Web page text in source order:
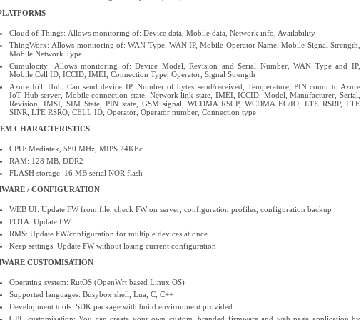
Cloud of Things: Allows monitoring of: Device data, Mobile data, Network info, Availability
ThingWorx: Allows monitoring of: WAN Type, WAN IP, Mobile Operator Name, Mobile Signal Strength,
Mobile Network Type
Cumulocity: Allows monitoring of: Device Model, Revision and Serial Number, WAN Type and IP,
Mobile Cell ID, ICCID, IMEI, Connection Type, Operator, Signal Strength
Azure IoT Hub: Can send device IP, Number of bytes send/received, Temperature, PIN count to Azure
IoT Hub server, Mobile connection state, Network link state, IMEI, ICCID, Model, Manufacturer, Serial,
Revision, IMSI, SIM State, PIN state, GSM signal, WCDMA RSCP, WCDMA EC/IO, LTE RSRP, LTE
SINR, LTE RSRQ, CELL ID, Operator, Operator number, Connection type
CHARACTERISTICS
CPU: Mediatek, 580 MHz, MIPS 24KEc
RAM: 128 MB, DDR2
FLASH storage: 16 MB serial NOR flash
/ CONFIGURATION
WEB UI: Update FW from file, check FW on server, configuration profiles, configuration backup
FOTA: Update FW
RMS: Update FW/configuration for multiple devices at once
Keep settings: Update FW without losing current configuration
CUSTOMISATION
Operating system: RutOS (OpenWrt based Linux OS)
Supported languages: Busybox shell, Lua, C, C++
Development tools: SDK package with build environment provided